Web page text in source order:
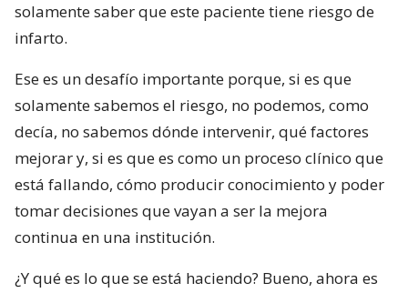
solamente saber que este paciente tiene riesgo de
infarto.
Ese es un desafío importante porque, si es que
solamente sabemos el riesgo, no podemos, como
decía, no sabemos dónde intervenir, qué factores
mejorar y, si es que es como un proceso clínico que
está fallando, cómo producir conocimiento y poder
tomar decisiones que vayan a ser la mejora
continua en una institución.
¿Y qué es lo que se está haciendo? Bueno, ahora es